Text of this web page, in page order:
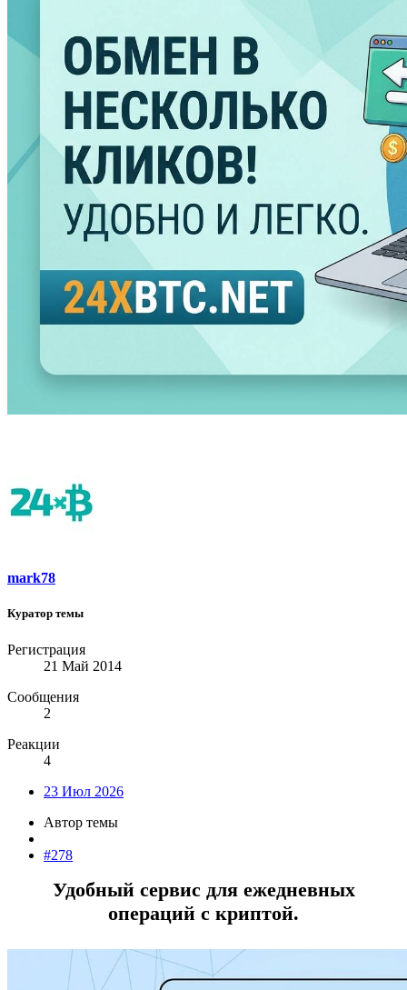
mark78
Куратор темы
Регистрация
21 Май 2014
Сообщения
2
Реакции
4
23 Июл 2026
Автор темы
#278
Удобный сервис для ежедневных
операций с криптой.